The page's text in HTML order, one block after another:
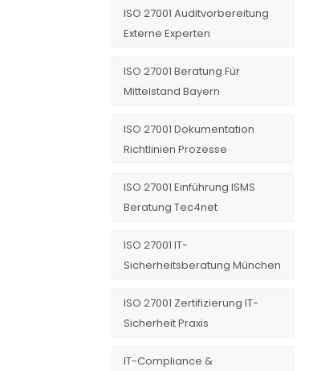
ISO 27001 Auditvorbereitung
Externe Experten
ISO 27001 Beratung Für
Mittelstand Bayern
ISO 27001 Dokumentation
Richtlinien Prozesse
ISO 27001 Einführung ISMS
Beratung Tec4net
ISO 27001 IT-
Sicherheitsberatung München
ISO 27001 Zertifizierung IT-
Sicherheit Praxis
IT-Compliance &